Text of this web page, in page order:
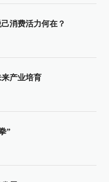
消费活力何在？
产业培育
”